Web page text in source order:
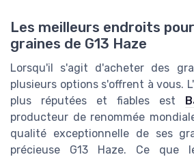
Les meilleurs endroits
graines de G13 Haze
Lorsqu'il s'agit d'acheter des
plusieurs options s'offrent à vous.
plus réputées et fiables est
producteur de renommée
qualité exceptionnelle de ses
précieuse G13 Haze. Ce que